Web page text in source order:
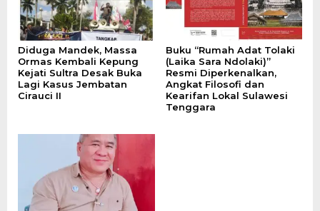
Diduga Mandek, Massa
Ormas Kembali Kepung
Kejati Sultra Desak Buka
Lagi Kasus Jembatan
Cirauci II
Buku “Rumah Adat Tolaki
(Laika Sara Ndolaki)”
Resmi Diperkenalkan,
Angkat Filosofi dan
Kearifan Lokal Sulawesi
Tenggara